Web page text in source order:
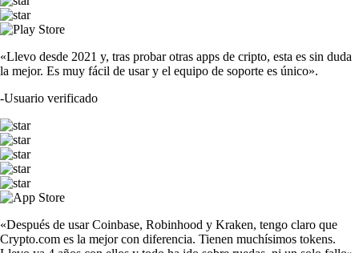
«Llevo desde 2021 y, tras probar otras apps de cripto, esta es sin duda
la mejor. Es muy fácil de usar y el equipo de soporte es único».
-Usuario verificado
«Después de usar Coinbase, Robinhood y Kraken, tengo claro que
Crypto.com es la mejor con diferencia. Tienen muchísimos tokens.